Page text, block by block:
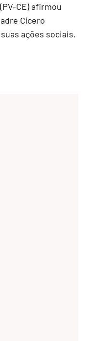
CE) afirmou
Cícero
ações sociais.